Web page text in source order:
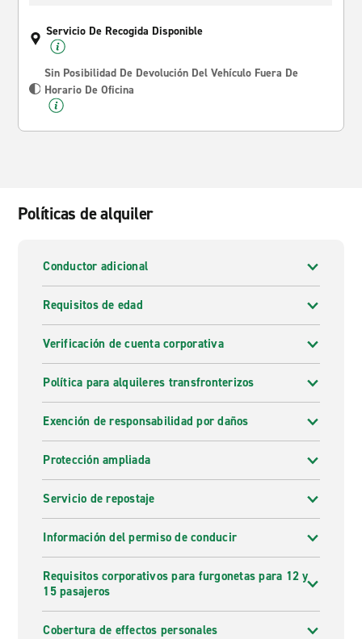
Servicio De Recogida Disponible
Sin Posibilidad De Devolución Del Vehículo Fuera De
Horario De Oficina
Políticas de alquiler
Conductor adicional
Requisitos de edad
Verificación de cuenta corporativa
Política para alquileres transfronterizos
Exención de responsabilidad por daños
Protección ampliada
Servicio de repostaje
Información del permiso de conducir
Requisitos corporativos para furgonetas para 12 y
15 pasajeros
Cobertura de effectos personales